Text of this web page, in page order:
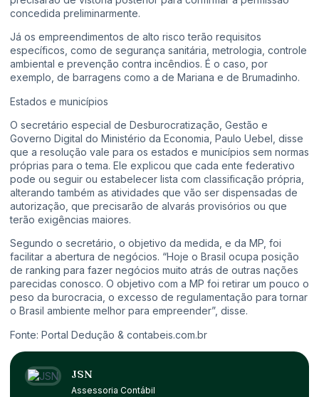
concedida preliminarmente.
Já os empreendimentos de alto risco terão requisitos
específicos, como de segurança sanitária, metrologia, controle
ambiental e prevenção contra incêndios. É o caso, por
exemplo, de barragens como a de Mariana e de Brumadinho.
Estados e municípios
O secretário especial de Desburocratização, Gestão e
Governo Digital do Ministério da Economia, Paulo Uebel, disse
que a resolução vale para os estados e municípios sem normas
próprias para o tema. Ele explicou que cada ente federativo
pode ou seguir ou estabelecer lista com classificação própria,
alterando também as atividades que vão ser dispensadas de
autorização, que precisarão de alvarás provisórios ou que
terão exigências maiores.
Segundo o secretário, o objetivo da medida, e da MP, foi
facilitar a abertura de negócios. “Hoje o Brasil ocupa posição
de ranking para fazer negócios muito atrás de outras nações
parecidas conosco. O objetivo com a MP foi retirar um pouco o
peso da burocracia, o excesso de regulamentação para tornar
o Brasil ambiente melhor para empreender”, disse.
Fonte: Portal Dedução & contabeis.com.br
JSN
Assessoria Contábil